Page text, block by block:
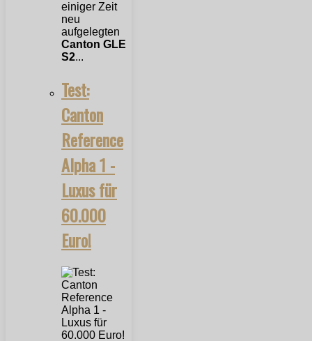
einiger Zeit
neu
aufgelegten
Canton GLE
S2...
Test:
Canton
Reference
Alpha 1 -
Luxus für
60.000
Euro!